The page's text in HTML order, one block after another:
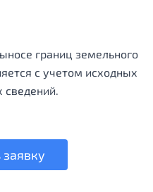
границ земельного
с учетом исходных
сведений.
заявку